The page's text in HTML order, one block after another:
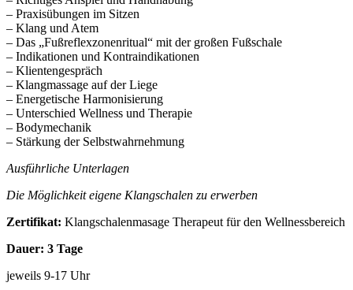
– Praxisübungen im Sitzen
– Klang und Atem
– Das „Fußreflexzonenritual“ mit der großen Fußschale
– Indikationen und Kontraindikationen
– Klientengespräch
– Klangmassage auf der Liege
– Energetische Harmonisierung
– Unterschied Wellness und Therapie
– Bodymechanik
– Stärkung der Selbstwahrnehmung
Ausführliche Unterlagen
Die Möglichkeit eigene Klangschalen zu erwerben
Zertifikat: Klangschalenmasage Therapeut für den Wellnessbereich
Dauer: 3 Tage
jeweils 9-17 Uhr